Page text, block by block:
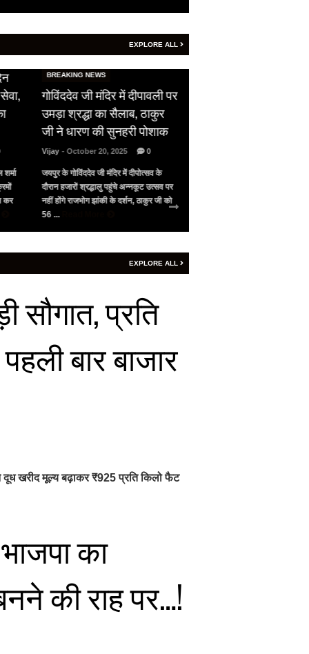
EXPLORE ALL
कर
BREAKING NEWS
गोविंददेव जी मंदिर में दीपावली पर
उमड़ा श्रद्धा का सैलाब, ठाकुर
जी ने धारण की सुनहरी पोशाक
Vijay - October 20, 2025 0
जयपुर के गोविंददेव जी मंदिर में दीपोत्सव के
दौरान हजारों श्रद्धालु पहुंचे अन्नकूट उत्सव पर
नहीं होंगे राजभोग झांकी के दर्शन, ठाकुर जी को
56 ...
EXPLORE ALL
सौगात, प्रति
बार बाजार
दूध खरीद मूल्य बढ़ाकर ₹925 प्रति किलो फैट
का
की राह पर…!